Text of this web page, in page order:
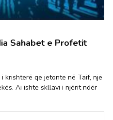
Sahabet e Profetit
krishterë që jetonte në Taif, një
Ai ishte skllavi i njërit ndër